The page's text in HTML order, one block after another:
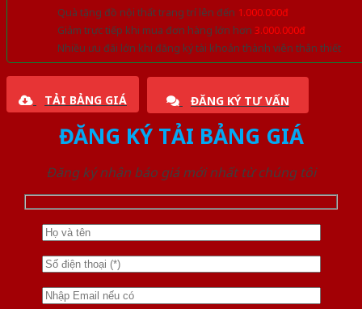
Quà tặng đồ nội thất trang trí lên đến 1.000.000đ
Giảm trực tiếp khi mua đơn hàng lớn hơn 3.000.000đ
Nhiều ưu đãi lớn khi đăng ký tài khoản thành viên thân thiết
TẢI BẢNG GIÁ ĐĂNG KÝ TƯ VẤN
ĐĂNG KÝ TẢI BẢNG GIÁ
Đăng ký nhận báo giá mới nhất từ chúng tôi